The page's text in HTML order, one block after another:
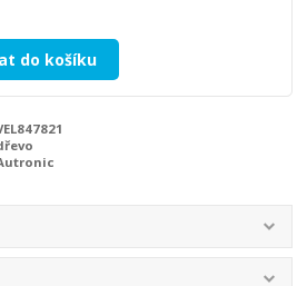
do košíku